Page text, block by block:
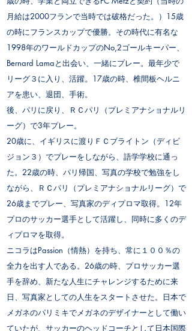
月給は2000フランで当時では破格だった。）15歳
の時にフランスカップで優勝。その時代に有名な
1998年のワールドカップのNo,2ゴールキーパー、
Bernard Lamaと出会い、一緒にプレー。最年少で
リーグ３に入り、活躍。17歳の時、椎間板ヘルニ
アを患い、退団、手術。
後、パリに戻り、ＲＣパリ（プレミアナショナルリ
ーグ）で3年プレー。
20歳に、イギリスに渡りＦＣブライトン（ディビ
ジョン３）でプレーをしながら、語学学校に通っ
た。22歳の時、パリ帰国、写真の学校で勉強をし
ながら、ＲＣパリ（プレミアナショナルリーグ）で
26歳までプレー、写真家のディプロマ取得。12年
プロのサッカー選手として活躍し、同時に多くのデ
ィプロマを取得。
ニコラはPassion（情熱）を持ち、常に１００％の
全力を出す人である。26歳の時、プロサッカー選
手を辞め、新たな人生にチャレンジするために来
日、写真家としての人生をスタートさせた。日本で
メガネのパリミキでメガネのデザイナーとして働い
ていたが、サッカーのヘッドコーチとして日本国際